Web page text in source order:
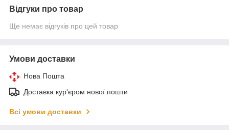
Відгуки про товар
Ще немає відгуків про цей товар
Умови доставки
Нова Пошта
Доставка кур'єром нової пошти
Всі умови доставки